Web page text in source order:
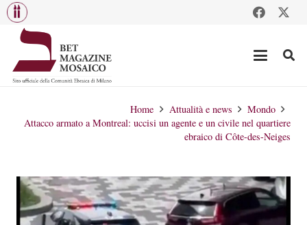
Home Attualità e news
Mondo
Attacco armato a Montreal: uccisi un agente e un civile nel quartiere
ebraico di Côte-des-Neiges